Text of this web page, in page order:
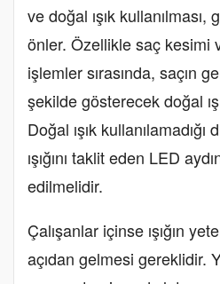
ve doğal ışık
önler. Özellikle saç kesimi
işlemler sırasında, saçın
şekilde gösterecek doğal
Doğal ışık
ışığını taklit eden LED
edilmelidir.
Çalışanlar içinse ışığın
açıdan gelmesi gereklidir.